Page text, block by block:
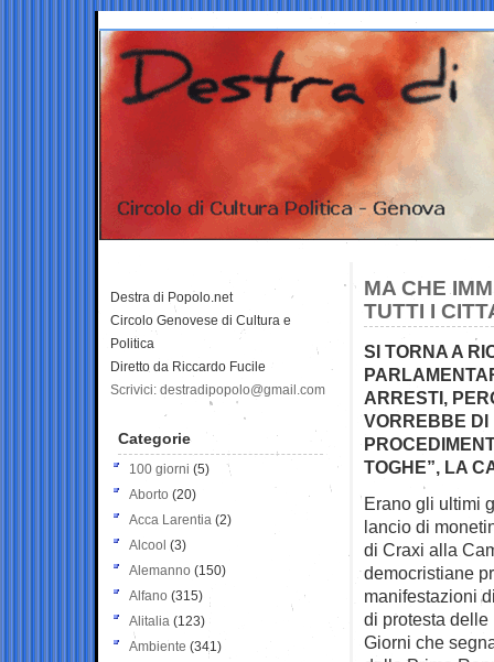
MA CHE
TUTTI I
SI TORNA A
ARRESTI,
VORREBBE DI
TOGHE”, LA
Erano gli ultimi
lancio di
di Craxi alla
democristiane
manifestazioni
di protesta delle
Giorni che
Destra di Popolo.net
Circolo Genovese di Cultura e
Politica
Diretto da Riccardo Fucile
Scrivici: destradipopolo@gmail.com
Categorie
100 giorni (5)
Aborto (20)
Acca Larentia (2)
Alcool (3)
Alemanno (150)
Alfano (315)
Alitalia (123)
Ambiente (341)